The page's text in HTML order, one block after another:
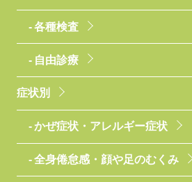
各種検査
自由診療
症状別
かぜ症状・アレルギー症状
全身倦怠感・顔や足のむくみ